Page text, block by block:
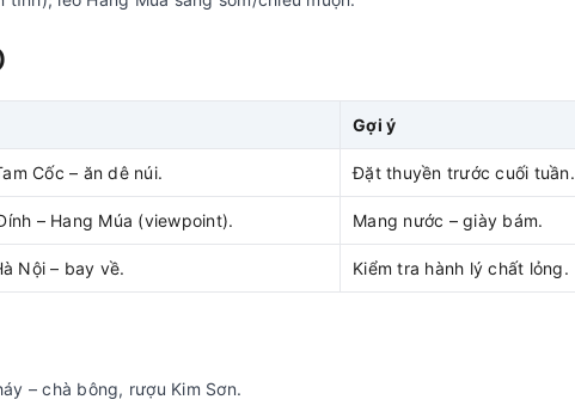
Gợi ý
Cốc – ăn dê núi. Đặt thuyền trước cuối tuần.
– Hang Múa (viewpoint). Mang nước – giày bám.
Nội – bay về. Kiểm tra hành lý chất lỏng.
– chà bông, rượu Kim Sơn.